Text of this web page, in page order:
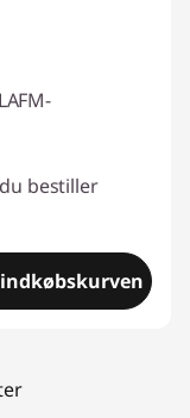
bestiller